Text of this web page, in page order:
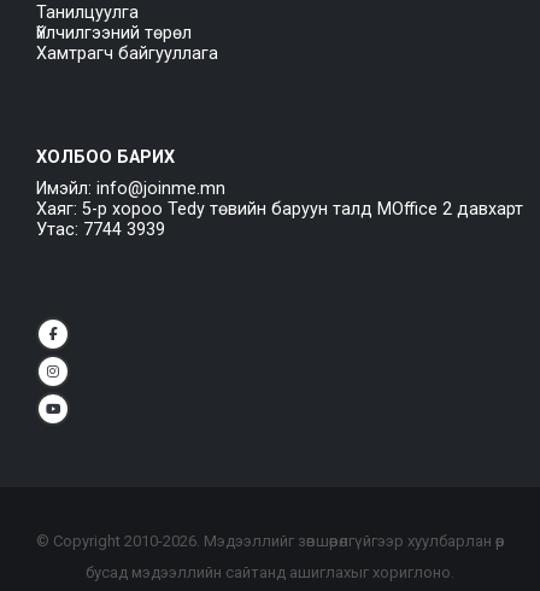
Танилцуулга
Үйлчилгээний төрөл
Хамтрагч байгууллага
ХОЛБОО БАРИХ
Имэйл: info@joinme.mn
Хаяг: 5-р хороо Tedy төвийн баруун талд MOffice 2 давхарт
Утас: 7744 3939
© Copyright 2010-2026. Мэдээллийг зөвшөөрөлгүйгээр хуулбарлан өөр
бусад мэдээллийн сайтанд ашиглахыг хориглоно.